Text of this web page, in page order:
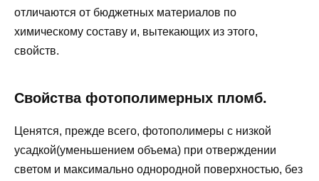
отличаются от бюджетных материалов по
химическому составу и, вытекающих из этого,
свойств.
Свойства фотополимерных пломб.
Ценятся, прежде всего, фотополимеры с низкой
усадкой(уменьшением объема) при отверждении
светом и максимально однородной поверхностью, без